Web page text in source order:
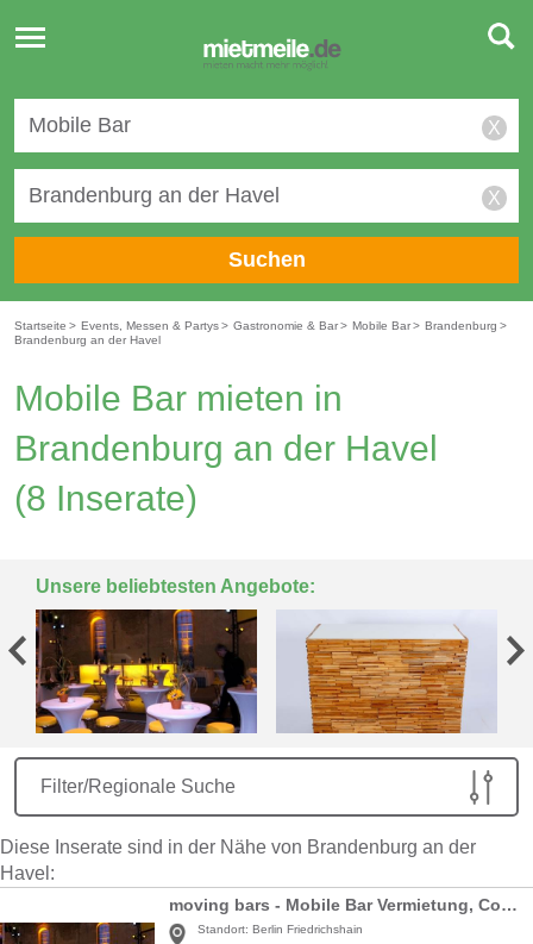
Toggle
navigation
X
X
Suchen
Startseite > Events, Messen & Partys> Gastronomie & Bar> Mobile Bar> Brandenburg >
Brandenburg an der Havel
Mobile Bar mieten in
Brandenburg an der Havel
(8 Inserate)
Unsere beliebtesten Angebote:
Filter/Regionale Suche
Diese Inserate sind in der Nähe von Brandenburg an der
Havel:
moving bars - Mobile Bar Vermietung, Cocktail & Kaffee Catering + Cocktail Show
Standort: Berlin Friedrichshain